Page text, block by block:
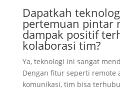
Dapatkah
pertemuan pintar
dampak positif
kolaborasi tim?
Ya, teknologi ini sangat
Dengan fitur seperti remote
komunikasi, tim bisa